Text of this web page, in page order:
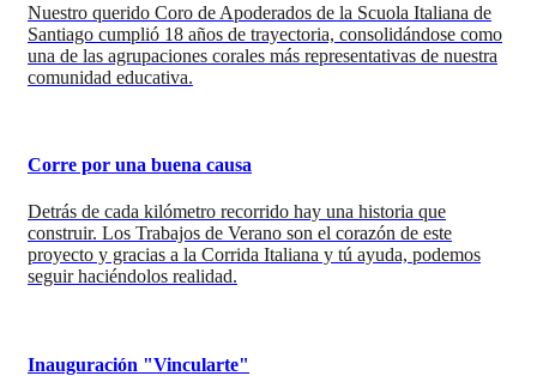
Nuestro querido Coro de Apoderados de la Scuola Italiana de
Santiago cumplió 18 años de trayectoria, consolidándose como
una de las agrupaciones corales más representativas de nuestra
comunidad educativa.
Corre por una buena causa
Detrás de cada kilómetro recorrido hay una historia que
construir. Los Trabajos de Verano son el corazón de este
proyecto y gracias a la Corrida Italiana y tú ayuda, podemos
seguir haciéndolos realidad.
Inauguración "Vincularte"